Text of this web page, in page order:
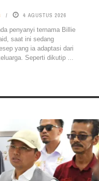
4 AGUSTUS 2026
penyanyi ternama Billie
saat ini sedang
yang ia adaptasi dari
Seperti dikutip ...